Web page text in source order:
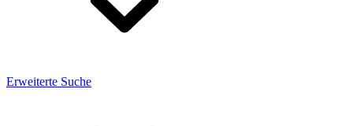
Erweiterte Suche